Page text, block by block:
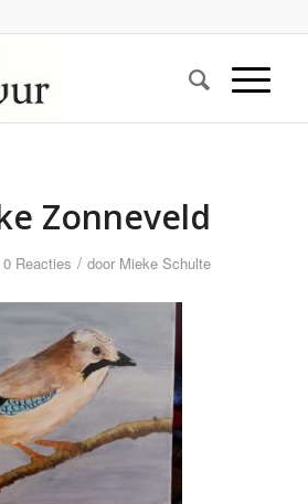
Zonneveld
0 Reacties / door Mieke Schulte